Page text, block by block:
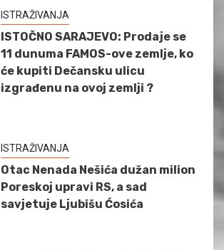
ISTRAŽIVANJA
ISTOČNO SARAJEVO: Prodaje se
11 dunuma FAMOS-ove zemlje, ko
će kupiti Dečansku ulicu
izgrađenu na ovoj zemlji ?
ISTRAŽIVANJA
Otac Nenada Nešića dužan milion
Poreskoj upravi RS, a sad
savjetuje Ljubišu Ćosića